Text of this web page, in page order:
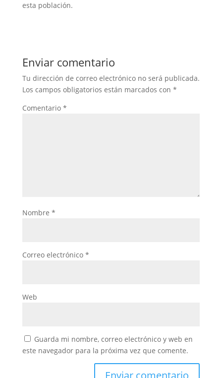
esta población.
Enviar comentario
Tu dirección de correo electrónico no será publicada.
Los campos obligatorios están marcados con *
Comentario *
Nombre *
Correo electrónico *
Web
Guarda mi nombre, correo electrónico y web en
este navegador para la próxima vez que comente.